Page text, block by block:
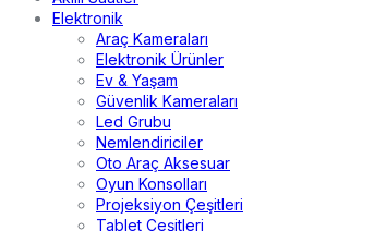
Elektronik
Araç Kameraları
Elektronik Ürünler
Ev & Yaşam
Güvenlik Kameraları
Led Grubu
Nemlendiriciler
Oto Araç Aksesuar
Oyun Konsolları
Projeksiyon Çeşitleri
Tablet Çeşitleri